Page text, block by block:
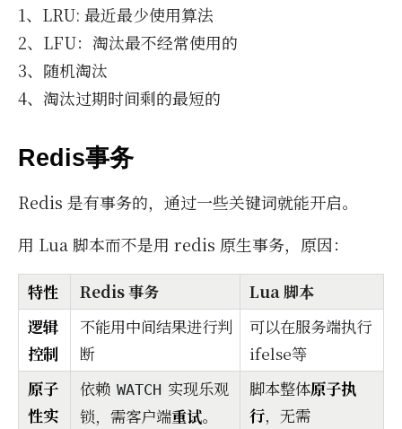
1、LRU: 最近最少使用算法
2、LFU：淘汰最不经常使用的
3、随机淘汰
4、淘汰过期时间剩的最短的
Redis事务
Re­dis 是有事务的，通过一些关键词就能开启。
用 Lua 脚本而不是用 re­dis 原生事务，原因：
特性 Redis 事务
Lua 脚本
逻辑
控制
不能用中间结果进行判
断
可以在服务端执行
ifelse等
原子
性实
依赖 WATCH 实现乐观
锁，需客户端重试。
脚本整体原子执
行，无需